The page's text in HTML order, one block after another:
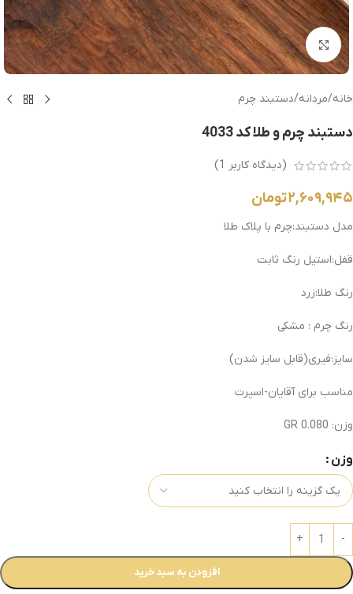
بزرگنمایی تصویر
خانه/مردانه/دستبند چرم
دستبند چرم و طلا کد 4033
(دیدگاه کاربر 1
)
۲,۶۰۹,۹۴۵تومان
مدل دستبند:چرم با پلاک طلا
قفل:استیل رنگ ثابت
رنگ طلا:زرد
رنگ چرم : مشکی
سایز:فیری(قابل سایز شدن)
مناسب برای آقایان-اسپرت
وزن: 0.080 GR
وزن
افزودن به سبد خرید